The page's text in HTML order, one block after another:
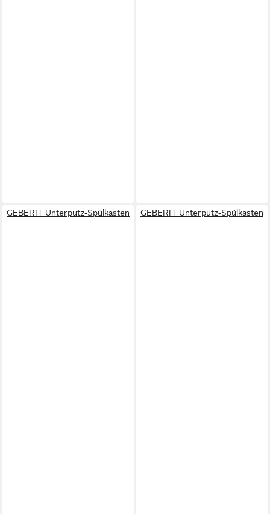
GEBERIT Unterputz-Spülkasten GEBERIT Unterputz-Spülkasten